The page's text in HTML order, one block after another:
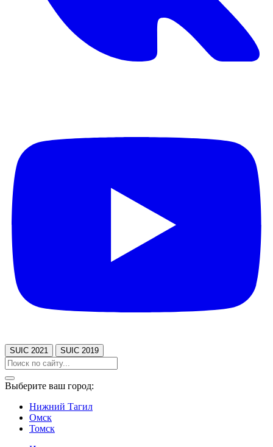
SUIC 2021 SUIC 2019
Выберите ваш город:
Нижний Тагил
Омск
Томск